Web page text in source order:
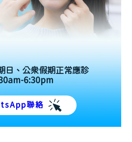
日、公眾假期正常應診
6:30pm
聯絡